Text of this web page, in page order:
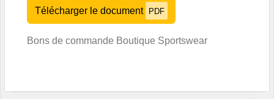
Télécharger le document PDF
Bons de commande Boutique Sportswear